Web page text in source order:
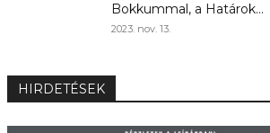
Bokkummal, a Határok...
2023. nov. 13.
HIRDETÉSEK